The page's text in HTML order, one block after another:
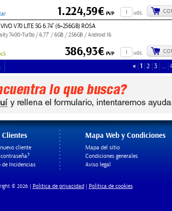
uds.
1.224,59€PVP
V70 LITE 5G 6.74" (6+256GB) ROSA
7400-Turbo / 6,77" / 6GB / 256GB / Android 16
uds.
386,93€PVP
« 1 2 3 …
cliente
Incidencias
Mapa Web y Condiciones
Mapa del sitio
Condiciones generales
Aviso legal
© 2026 | Politica de privacidad Política de cookies